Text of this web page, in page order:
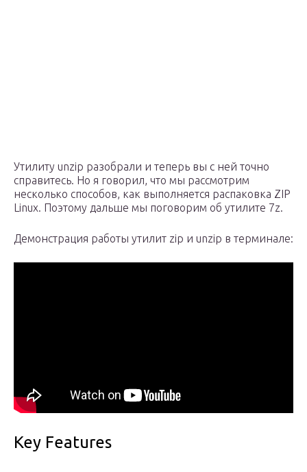
Утилиту unzip разобрали и теперь вы с ней точно
справитесь. Но я говорил, что мы рассмотрим
несколько способов, как выполняется распаковка ZIP
Linux. Поэтому дальше мы поговорим об утилите 7z.
Демонстрация работы утилит zip и unzip в терминале:
Key Features